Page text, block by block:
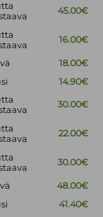
45.00€
16.00€
18.00€
14.90€
30.00€
22.00€
30.00€
48.00€
41.40€